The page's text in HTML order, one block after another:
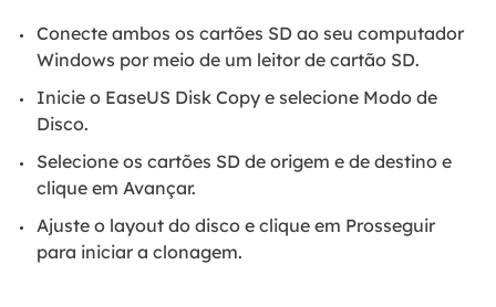
Conecte ambos os cartões SD ao seu computador
Windows por meio de um leitor de cartão SD.
Inicie o EaseUS Disk Copy e selecione Modo de
Disco.
Selecione os cartões SD de origem e de destino e
clique em Avançar.
Ajuste o layout do disco e clique em Prosseguir
para iniciar a clonagem.